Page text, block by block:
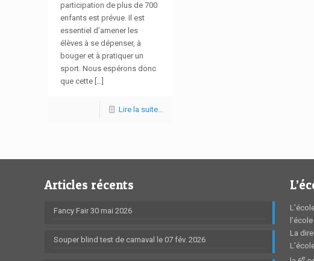
participation de plus de 700
enfants est prévue. Il est
essentiel d’amener les
élèves à se dépenser, à
bouger et à pratiquer un
sport. Nous espérons donc
que cette […]
Lire la suite...
Articles récents
Fancy Fair 30 mai 2026
Souper blind test de carnaval le 07 fév. 2026
La
e